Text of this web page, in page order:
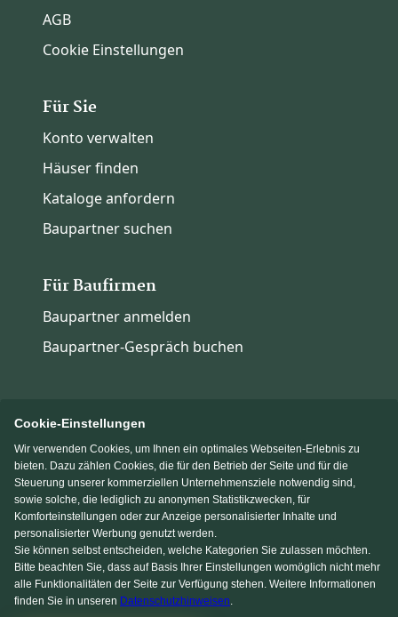
AGB
Cookie Einstellungen
Für Sie
Konto verwalten
Häuser finden
Kataloge anfordern
Baupartner suchen
Für Baufirmen
Baupartner anmelden
Baupartner-Gespräch buchen
Immowelt.de Bauen.de
Massivhaus.de Fertighaus.de
Einfamilienhaus.de
Cookie-Einstellungen
Wir verwenden Cookies, um Ihnen ein optimales Webseiten-Erlebnis zu
bieten. Dazu zählen Cookies, die für den Betrieb der Seite und für die
Steuerung unserer kommerziellen Unternehmensziele notwendig sind,
sowie solche, die lediglich zu anonymen Statistikzwecken, für
Komforteinstellungen oder zur Anzeige personalisierter Inhalte und
personalisierter Werbung genutzt werden.
Sie können selbst entscheiden, welche Kategorien Sie zulassen möchten.
Bitte beachten Sie, dass auf Basis Ihrer Einstellungen womöglich nicht mehr
alle Funktionalitäten der Seite zur Verfügung stehen. Weitere Informationen
finden Sie in unseren Datenschutzhinweisen.